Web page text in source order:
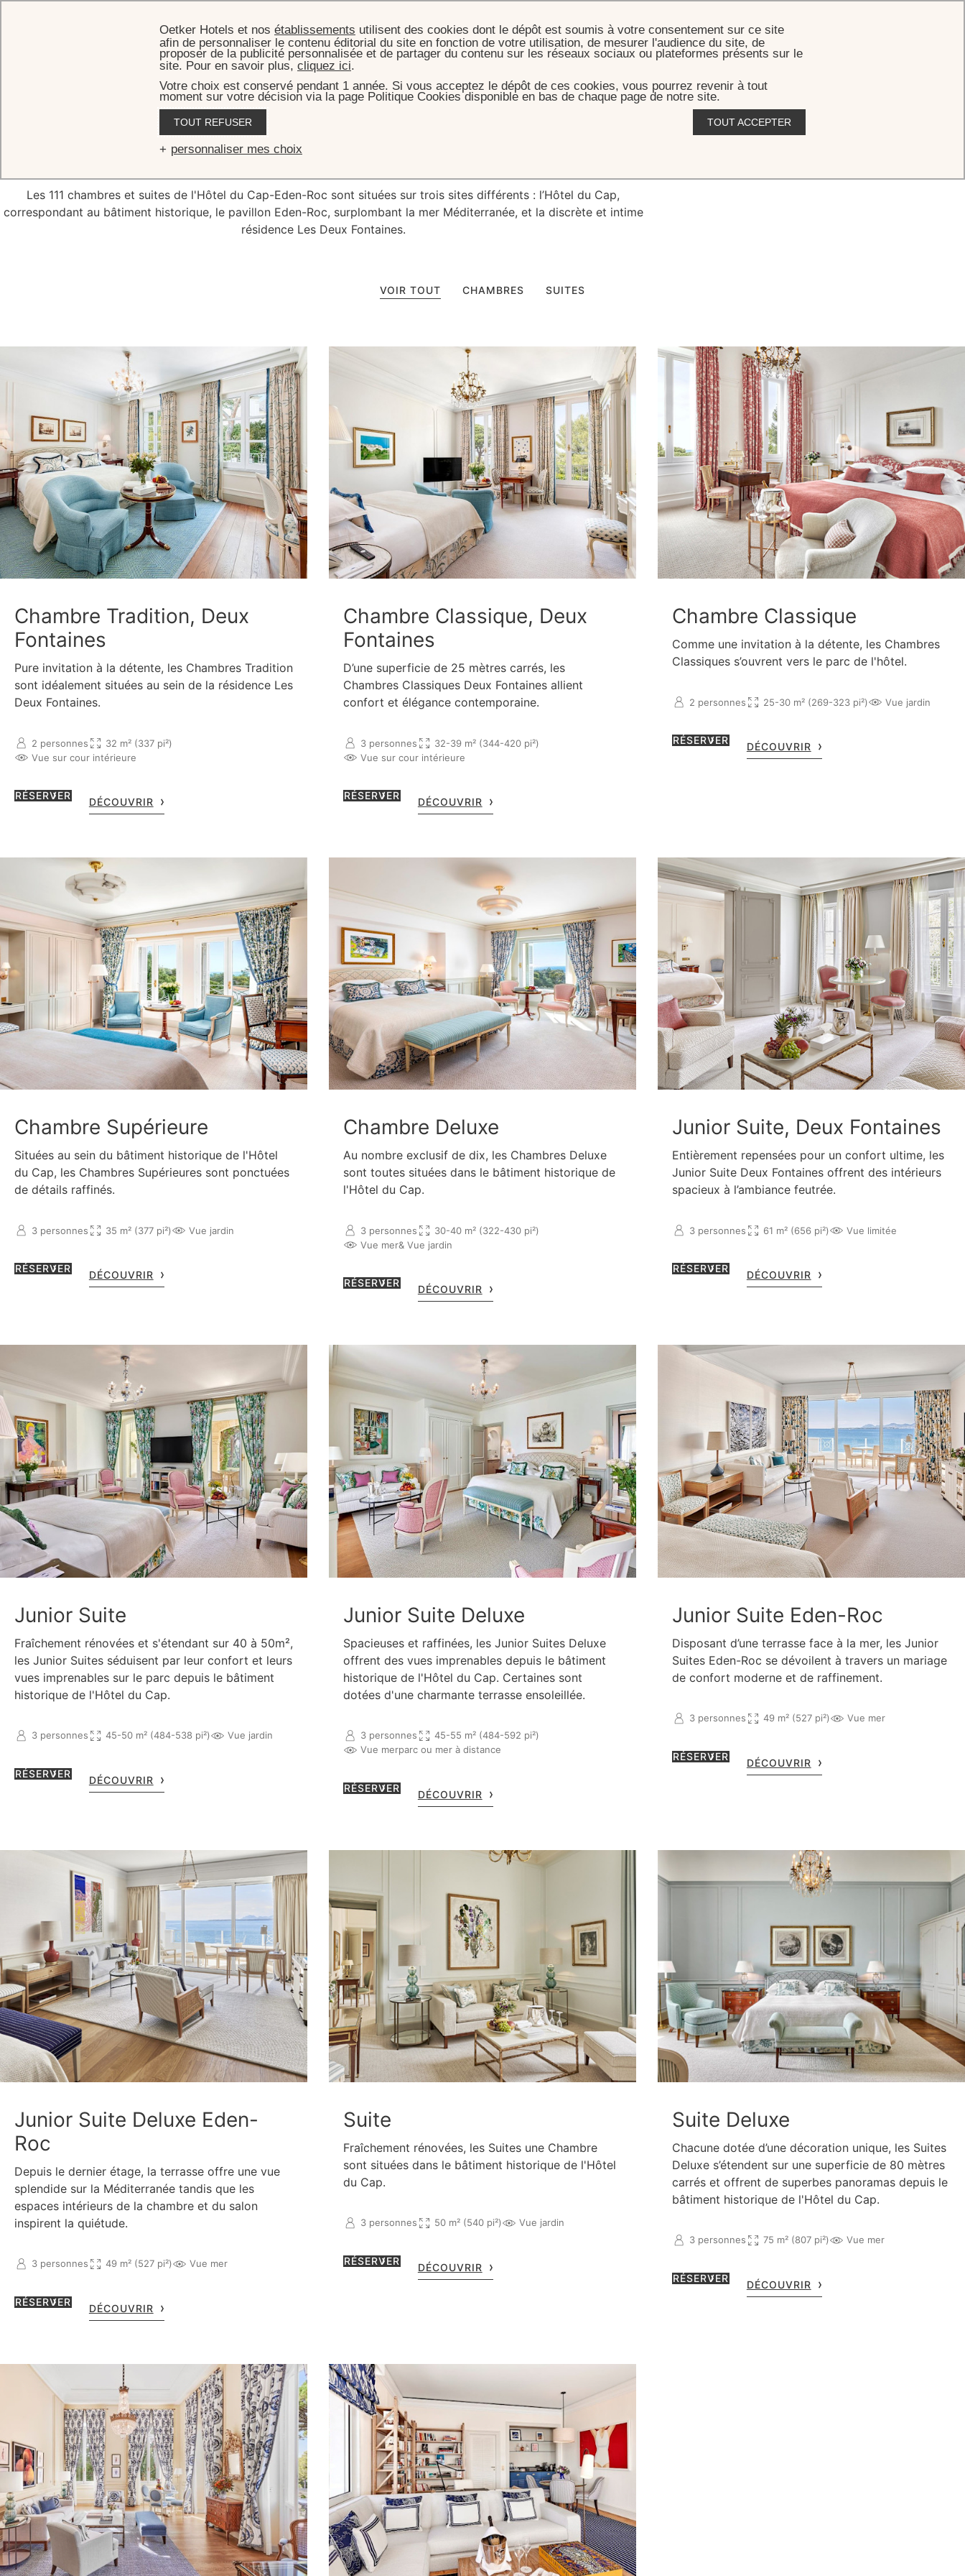
Vue magique, vie
Les 111 chambres et suites de l'Hôtel du Cap-Eden-Roc sont situées sur trois sites différents : l’Hôtel du Cap,
correspondant au bâtiment historique, le pavillon Eden-Roc, surplombant la mer Méditerranée, et la discrète et intime
résidence Les Deux Fontaines.
VOIR TOUT CHAMBRES SUITES
Chambre Tradition, Deux
Fontaines
Pure invitation à la détente, les Chambres Tradition
sont idéalement situées au sein de la résidence Les
Deux Fontaines.
2 personnes
32 m² (337 pi²)
Vue sur cour intérieure
RÉSERVER
DÉCOUVRIR
Chambre Classique, Deux
Fontaines
D’une superficie de 25 mètres carrés, les
Chambres Classiques Deux Fontaines allient
confort et élégance contemporaine.
3 personnes
32-39 m² (344-420 pi²)
Vue sur cour intérieure
RÉSERVER
DÉCOUVRIR
Chambre Classique
Comme une invitation à la détente, les Chambres
Classiques s’ouvrent vers le parc de l'hôtel.
2 personnes 25-30 m² (269-323 pi²) Vue jardin
RÉSERVER
DÉCOUVRIR
Chambre Supérieure
Situées au sein du bâtiment historique de l'Hôtel
du Cap, les Chambres Supérieures sont ponctuées
de détails raffinés.
3 personnes 35 m² (377 pi²) Vue jardin
RÉSERVER
DÉCOUVRIR
Chambre Deluxe
Au nombre exclusif de dix, les Chambres Deluxe
sont toutes situées dans le bâtiment historique de
l'Hôtel du Cap.
3 personnes
30-40 m² (322-430 pi²)
Vue mer& Vue jardin
RÉSERVER
DÉCOUVRIR
Junior Suite, Deux Fontaines
Entièrement repensées pour un confort ultime, les
Junior Suite Deux Fontaines offrent des intérieurs
spacieux à l’ambiance feutrée.
3 personnes 61 m² (656 pi²) Vue limitée
RÉSERVER
DÉCOUVRIR
Junior Suite
Fraîchement rénovées et s'étendant sur 40 à 50m²,
les Junior Suites séduisent par leur confort et leurs
vues imprenables sur le parc depuis le bâtiment
historique de l'Hôtel du Cap.
3 personnes 45-50 m² (484-538 pi²) Vue jardin
RÉSERVER
DÉCOUVRIR
Junior Suite Deluxe
Spacieuses et raffinées, les Junior Suites Deluxe
offrent des vues imprenables depuis le bâtiment
historique de l'Hôtel du Cap. Certaines sont
dotées d'une charmante terrasse ensoleillée.
3 personnes
45-55 m² (484-592 pi²)
Vue merparc ou mer à distance
RÉSERVER
DÉCOUVRIR
Junior Suite Eden-Roc
Disposant d’une terrasse face à la mer, les Junior
Suites Eden-Roc se dévoilent à travers un mariage
de confort moderne et de raffinement.
3 personnes 49 m² (527 pi²) Vue mer
RÉSERVER
DÉCOUVRIR
​Junior Suite Deluxe Eden-
Roc
Depuis le dernier étage, la terrasse offre une vue
splendide sur la Méditerranée tandis que les
espaces intérieurs de la chambre et du salon
inspirent la quiétude.
3 personnes 49 m² (527 pi²) Vue mer
RÉSERVER
DÉCOUVRIR
Suite
Fraîchement rénovées, les Suites une Chambre
sont situées dans le bâtiment historique de l'Hôtel
du Cap.
3 personnes 50 m² (540 pi²) Vue jardin
RÉSERVER
DÉCOUVRIR
Suite Deluxe
Chacune dotée d’une décoration unique, les Suites
Deluxe s’étendent sur une superficie de 80 mètres
carrés et offrent de superbes panoramas depuis le
bâtiment historique de l'Hôtel du Cap.
3 personnes 75 m² (807 pi²) Vue mer
RÉSERVER
DÉCOUVRIR
Oetker Hotels et nos établissements utilisent des cookies dont le dépôt est soumis à votre consentement sur ce site
afin de personnaliser le contenu éditorial du site en fonction de votre utilisation, de mesurer l'audience du site, de
proposer de la publicité personnalisée et de partager du contenu sur les réseaux sociaux ou plateformes présents sur le
site. Pour en savoir plus, cliquez ici.
Votre choix est conservé pendant 1 année. Si vous acceptez le dépôt de ces cookies, vous pourrez revenir à tout
moment sur votre décision via la page Politique Cookies disponible en bas de chaque page de notre site.
TOUT REFUSER TOUT ACCEPTER
personnaliser mes choix